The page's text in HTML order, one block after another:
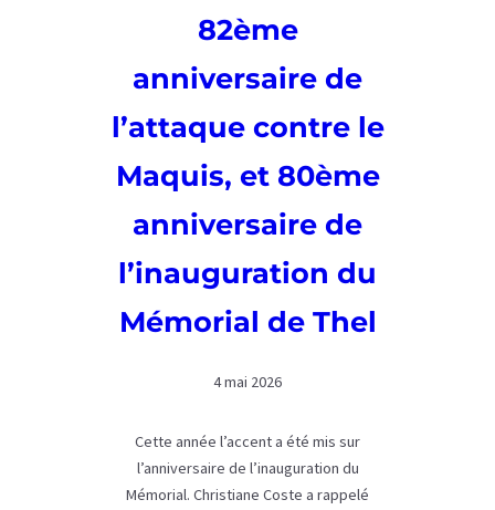
82ème
anniversaire de
l’attaque contre le
Maquis, et 80ème
anniversaire de
l’inauguration du
Mémorial de Thel
4 mai 2026
Cette année l’accent a été mis sur
l’anniversaire de l’inauguration du
Mémorial. Christiane Coste a rappelé